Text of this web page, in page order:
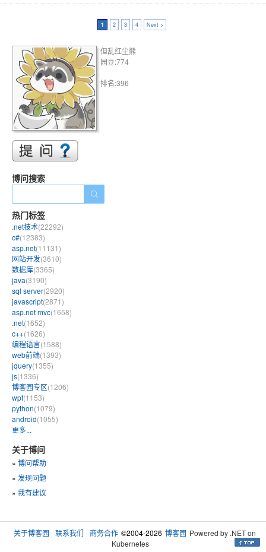
1 2 3 4 Next >
但乱红尘熊
园豆:774
排名:396
博问搜索
热门标签
.net技术(22292)
c#(12383)
asp.net(11131)
网站开发(3610)
数据库(3365)
java(3190)
sql server(2920)
javascript(2871)
asp.net mvc(1658)
.net(1652)
c++(1626)
编程语言(1588)
web前端(1393)
jquery(1355)
js(1336)
博客园专区(1206)
wpf(1153)
python(1079)
android(1055)
更多...
关于博问
» 博问帮助
» 发现问题
» 我有建议
关于博客园 联系我们 商务合作 ©2004-2026 博客园 Powered by .NET on
Kubernetes